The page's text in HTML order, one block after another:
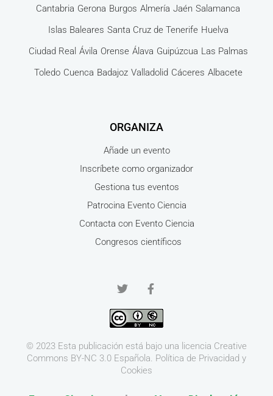
Cantabria Gerona Burgos Almería Jaén Salamanca
Islas Baleares Santa Cruz de Tenerife Huelva
Ciudad Real Ávila Orense Álava Guipúzcua Las Palmas
Toledo Cuenca Badajoz Valladolid Cáceres Albacete
ORGANIZA
Añade un evento
Inscríbete como organizador
Gestiona tus eventos
Patrocina Evento Ciencia
Contacta con Evento Ciencia
Congresos científicos
© 2023 Esta publicación está bajo una licencia Creative
Commons BY-NC 3.0 Española. Política de Privacidad y
Cookies